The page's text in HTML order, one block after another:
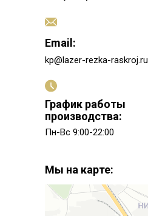
Мы на карте:
kp@lazer-rezka-raskroj.ru
Email:
Пн-Вс 9:00-22:00
График работы
производства: